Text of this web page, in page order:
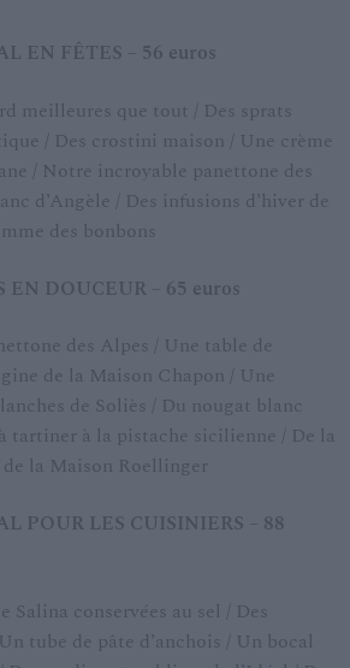
EN FÊTES – 56 euros
meilleures que tout / Des sprats
/ Des crostini maison / Une crème
/ Notre incroyable panettone des
d’Angèle / Des infusions d’hiver de
des bonbons
EN DOUCEUR – 65 euros
des Alpes / Une table de
de la Maison Chapon / Une
de Soliès / Du nougat blanc
tartiner à la pistache sicilienne / De la
la Maison Roellinger
POUR LES CUISINIERS – 88
Salina conservées au sel / Des
tube de pâte d’anchois / Un bocal